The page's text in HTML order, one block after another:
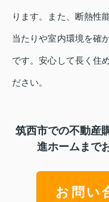
ります。また、断熱性
当たりや室内環境を確
です。安心して長く住
ださい。
筑西市での不動産
進ホームまで
お問い